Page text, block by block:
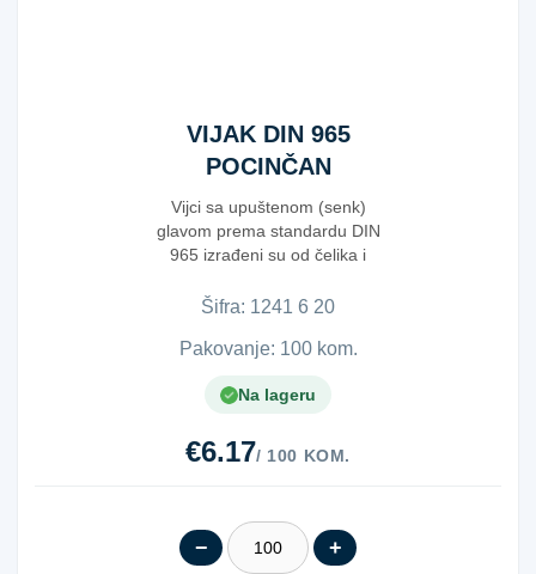
VIJAK DIN 965
POCINČAN
6X20
Vijci sa upuštenom (senk)
glavom prema standardu DIN
965 izrađeni su od čelika i
Šifra: 1​2​4​1​ ​6​ ​2​0​
Pakovanje: 100 kom.
Na lageru
€6.17/ 100 KOM.
− +